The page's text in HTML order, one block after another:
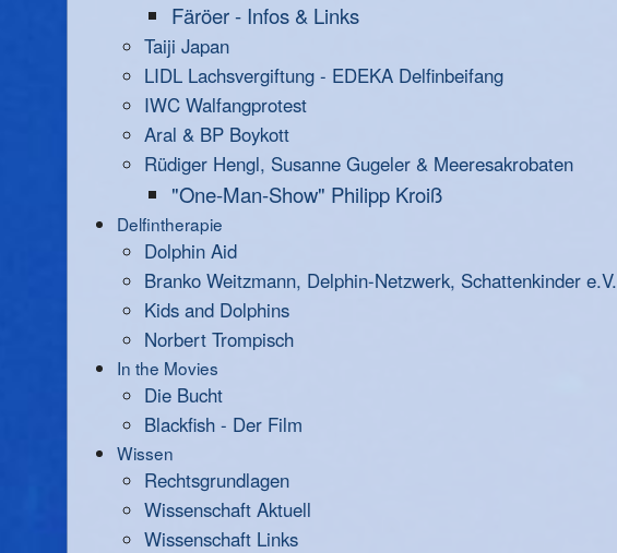
Färöer - Infos & Links
Taiji Japan
LIDL Lachsvergiftung - EDEKA Delfinbeifang
IWC Walfangprotest
Aral & BP Boykott
Rüdiger Hengl, Susanne Gugeler & Meeresakrobaten
"One-Man-Show" Philipp Kroiß
Delfintherapie
Dolphin Aid
Branko Weitzmann, Delphin-Netzwerk, Schattenkinder e.V.
Kids and Dolphins
Norbert Trompisch
In the Movies
Die Bucht
Blackfish - Der Film
Wissen
Rechtsgrundlagen
Wissenschaft Aktuell
Wissenschaft Links